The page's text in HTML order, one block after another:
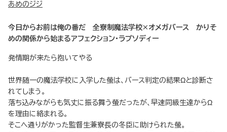
あめのジジ
今日からお前は俺の番だ 全寮制魔法学校×オメガバース かりそ
めの関係から始まるアフェクション・ラプソディー
発情期が来たら抱いてやる
世界随一の魔法学校に入学した螢は、バース判定の結果Ωと診断さ
れてしまう。
落ち込みながらも気丈に振る舞う螢だったが、早速同級生達からΩ
を理由に絡まれる。
そこへ通りがかった監督生兼寮長の冬臣に助けられた螢。